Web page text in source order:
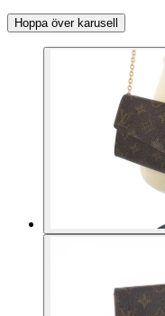
Hoppa över karusell